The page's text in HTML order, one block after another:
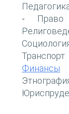
- Право
Транспорт
Финансы